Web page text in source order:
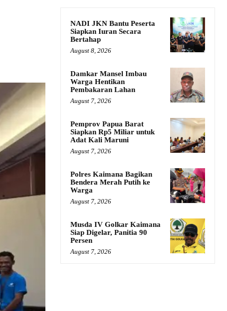
NADI JKN Bantu Peserta
Siapkan Iuran Secara
Bertahap
August 8, 2026
Damkar Mansel Imbau
Warga Hentikan
Pembakaran Lahan
August 7, 2026
Pemprov Papua Barat
Siapkan Rp5 Miliar untuk
Adat Kali Maruni
August 7, 2026
Polres Kaimana Bagikan
Bendera Merah Putih ke
Warga
August 7, 2026
Musda IV Golkar Kaimana
Siap Digelar, Panitia 90
Persen
August 7, 2026